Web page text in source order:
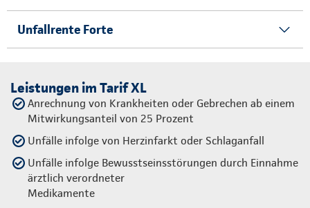
Unfallrente Forte
Leistungen im Tarif XL
Anrechnung von Krankheiten oder Gebrechen ab einem
Mitwirkungsanteil von 25 Prozent
Unfälle infolge von Herzinfarkt oder Schlaganfall
Unfälle infolge Bewusstseinsstörungen durch Einnahme
ärztlich verordneter
Medikamente